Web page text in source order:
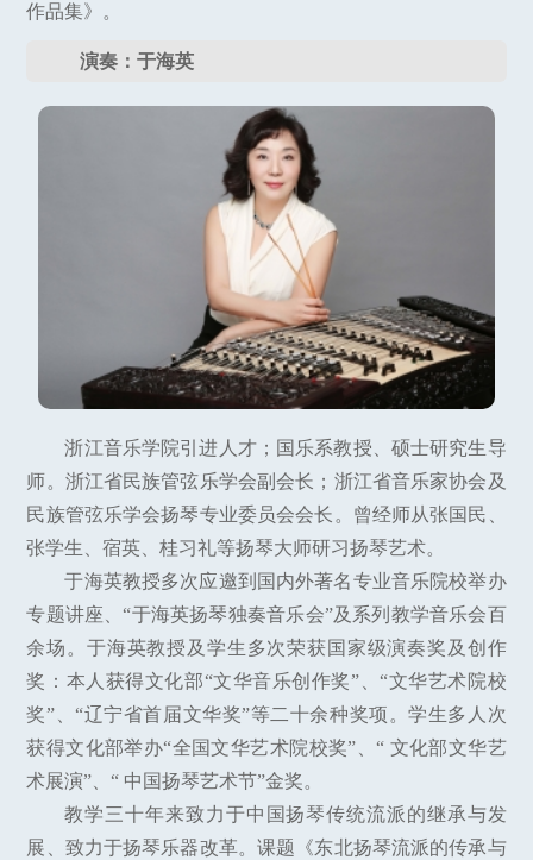
作品集》。
演奏：于海英
浙江音乐学院引进人才；国乐系教授、硕士研究生导
师。浙江省民族管弦乐学会副会长；浙江省音乐家协会及
民族管弦乐学会扬琴专业委员会会长。曾经师从张国民、
张学生、宿英、桂习礼等扬琴大师研习扬琴艺术。
于海英教授多次应邀到国内外著名专业音乐院校举办
专题讲座、“于海英扬琴独奏音乐会”及系列教学音乐会百
余场。于海英教授及学生多次荣获国家级演奏奖及创作
奖：本人获得文化部“文华音乐创作奖”、“文华艺术院校
奖”、“辽宁省首届文华奖”等二十余种奖项。学生多人次
获得文化部举办“全国文华艺术院校奖”、“ 文化部文华艺
术展演”、“ 中国扬琴艺术节”金奖。
教学三十年来致力于中国扬琴传统流派的继承与发
展、致力于扬琴乐器改革。课题《东北扬琴流派的传承与